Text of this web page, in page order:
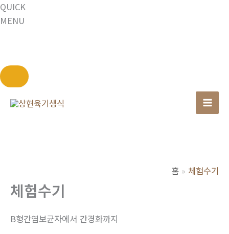
QUICK
MENU
홈 체험수기
체험수기
B형간염보균자에서 간경화까지